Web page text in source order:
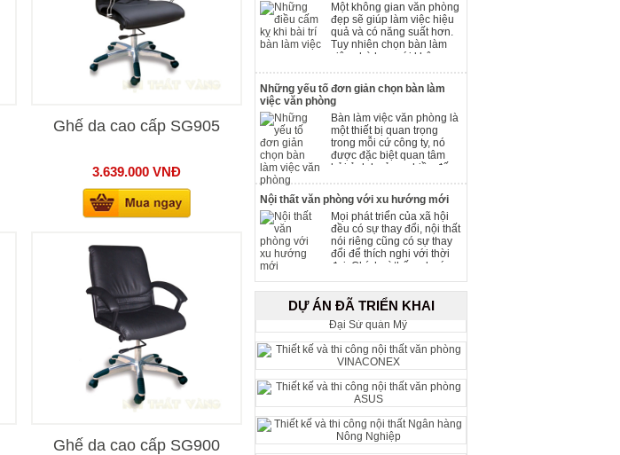
Ghế da cao cấp SG905
3.639.000 VNĐ
Ghế da cao cấp SG900
Một không gian văn phòng
đẹp sẽ giúp làm việc hiệu
quả và có năng suất hơn.
Tuy nhiên chọn bàn làm
việc phù hợp với không
gian và sắp xếp một cách
hợp lý là sự lựa chọn
không hề dễ dàng.
Những yếu tố đơn giản chọn bàn làm
việc văn phòng
Bàn làm việc văn phòng là
một thiết bị quan trọng
trong mỗi cứ công ty, nó
được đặc biệt quan tâm
bởi ảnh hưởng nhiều đến
chất lượng công việc của
mỗi người. Vì thế việc chọn
lựa những chiếc bàn cho
văn phòng làm việc là việc
quan trọng hơn cả và phụ
thuộc vào nhiều yếu tố.
Nội thất văn phòng với xu hướng mới
Mọi phát triển của xã hội
đều có sự thay đổi, nội thất
nói riêng cũng có sự thay
đổi để thích nghi với thời
đại. Chính vì thế xu hướng
nội thất văn phòng luôn có
sự dịch chuyển liên tục,
đem đến làn gió mới cho
hơn.
DỰ ÁN ĐÃ TRIỂN KHAI